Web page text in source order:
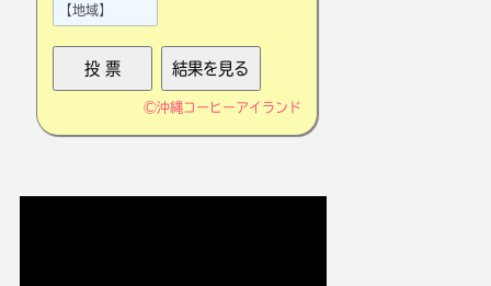
©沖縄コーヒーアイランド